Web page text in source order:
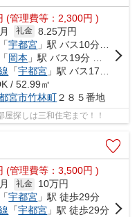
(管理費等：2,300円 )
礼金 8.25万円
「宇都宮 」駅 バス10分 「竹林保育園入口」 停歩2分
「岡本 」駅 バス19分 「竹林保育園入口」 停歩2分
「宇都宮 」駅 バス17分 「竹林」 停歩5分
/ 52.99㎡
宮市竹林町２８５番地
探しは三和住宅まで！！
(管理費等：3,500円 )
礼金
10万円
「宇都宮 」駅 徒歩29分
「宇都宮 」駅 徒歩29分